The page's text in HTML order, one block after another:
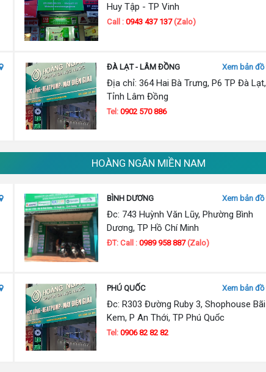
Huy Tập - TP Vinh
Call :0943 437 137(Zalo)
ĐÀ LẠT - LÂM ĐỒNG Xem bản đồ
Địa chỉ: 364 Hai Bà Trưng, P6 TP Đà Lạt,
Tỉnh Lâm Đồng
Tel:0902 570 886
HOÀNG NGÂN MIỀN NAM
BÌNH DƯƠNG Xem bản đồ
Đc: 743 Huỳnh Văn Lũy, Phường Bình
Dương, TP Hồ Chí Minh
ĐT: Call :0989 958 887(Zalo)
PHÚ QUỐC Xem bản đồ
Đc: R303 Đường Ruby 3, Shophouse Bãi
Kem, P An Thới, TP Phú Quốc
Tel:0906 82 82 82